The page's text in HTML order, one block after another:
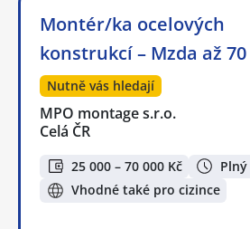
Montér/ka ocelových
konstrukcí – Mzda až 70
Nutně vás hledají
MPO montage s.r.o.
Celá ČR
25 000 – 70 000 Kč
Vhodné také pro cizince